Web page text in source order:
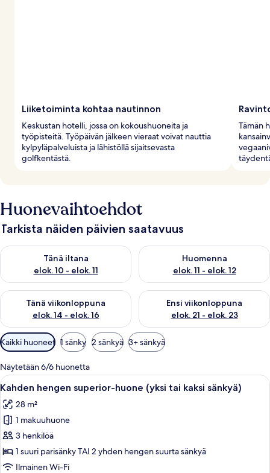
Liiketoiminta kohtaa nautinnon
Keskustan hotelli, jossa on kokoushuoneita ja
työpisteitä. Työpäivän jälkeen vieraat voivat nauttia
kylpyläpalveluista ja lähistöllä sijaitsevasta
golfkentästä.
Tämän
Huonevaihtoehdot
Tarkista näiden päivien saatavuus
Tänä iltana
elok. 10 - elok. 11
Tarkista tämän illan saatavuus elok. 10 - elok. 11
Huomenna
elok. 11 - elok. 12
Tarkista huomisen saatavuus
Tänä viikonloppuna
elok. 14 - elok. 16
Tarkista tämän viikonlopun saatavuus elok. 14 - elok. 16
Ensi viikonloppuna
elok. 21 - elok. 23
Tarkista ensi viikonlopun
Huoneille
saatavilla
olevia
suodattimia
Kaikki huoneet 1 sänky 2 sänkyä 3+ sänkyä
Näytetään 6/6 huonetta
Avaa
kaikki
huonetyypin
Kahden
hengen
superior-
huone
Hotellihuone, jossa on suuri sänky,
9
Kahden hengen superior-huone (yksi tai kaksi sänkyä)
28 m²
1 makuuhuone
3 henkilöä
1 suuri parisänky TAI 2 yhden hengen suurta sänkyä
Ilmainen Wi-Fi